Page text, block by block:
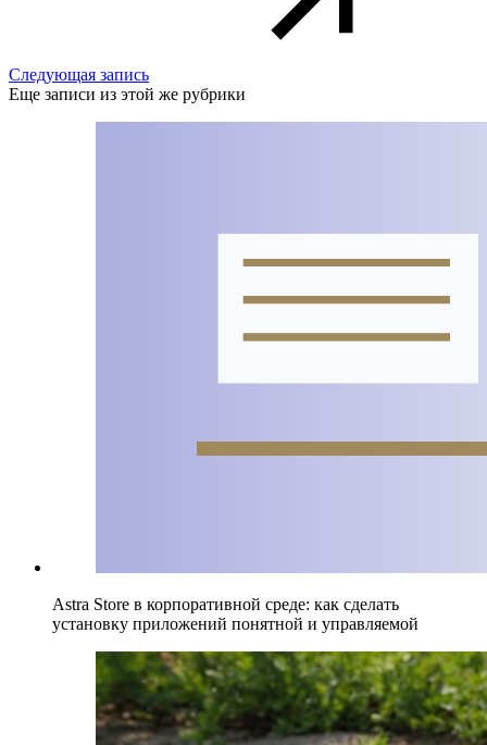
Следующая запись
Еще записи из этой же рубрики
Astra Store в корпоративной среде: как сделать
установку приложений понятной и управляемой